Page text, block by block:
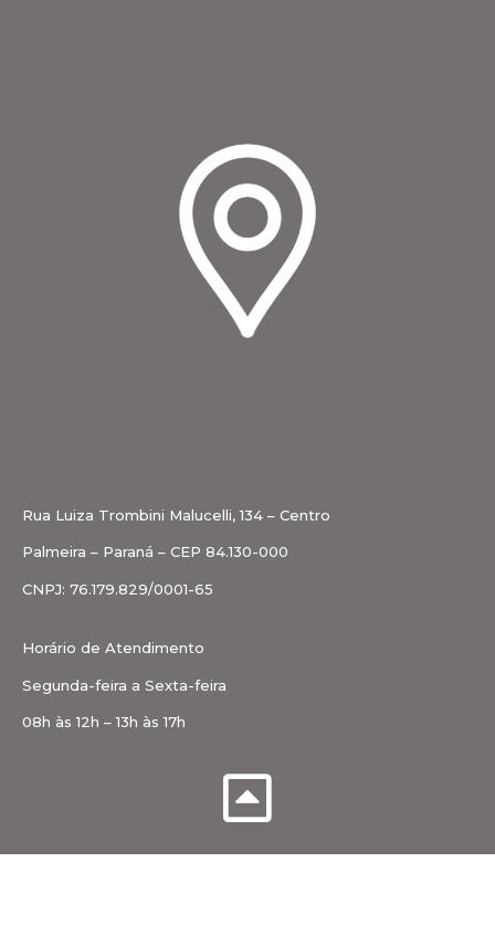
Rua Luiza Trombini Malucelli, 134 – Centro
Palmeira – Paraná – CEP 84.130-000
CNPJ: 76.179.829/0001-65
Horário de Atendimento
Segunda-feira a Sexta-feira
08h às 12h – 13h às 17h